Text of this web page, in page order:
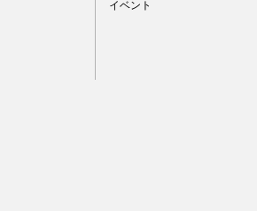
イベント